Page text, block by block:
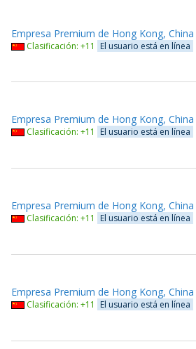
Empresa Premium de Hong Kong, China
Clasificación: +11
El usuario está en línea
Empresa Premium de Hong Kong, China
Clasificación: +11
El usuario está en línea
Empresa Premium de Hong Kong, China
Clasificación: +11
El usuario está en línea
Empresa Premium de Hong Kong, China
Clasificación: +11
El usuario está en línea